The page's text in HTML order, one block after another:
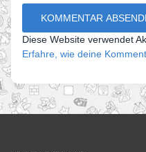
Diese Website verwendet
Erfahre, wie deine